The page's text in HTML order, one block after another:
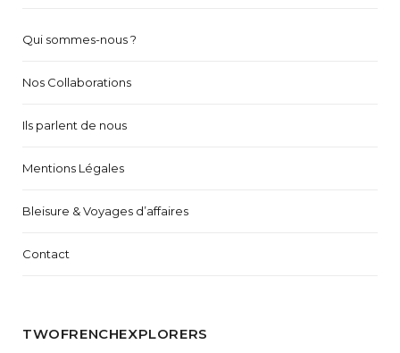
Qui sommes-nous ?
Nos Collaborations
Ils parlent de nous
Mentions Légales
Bleisure & Voyages d’affaires
Contact
TWOFRENCHEXPLORERS